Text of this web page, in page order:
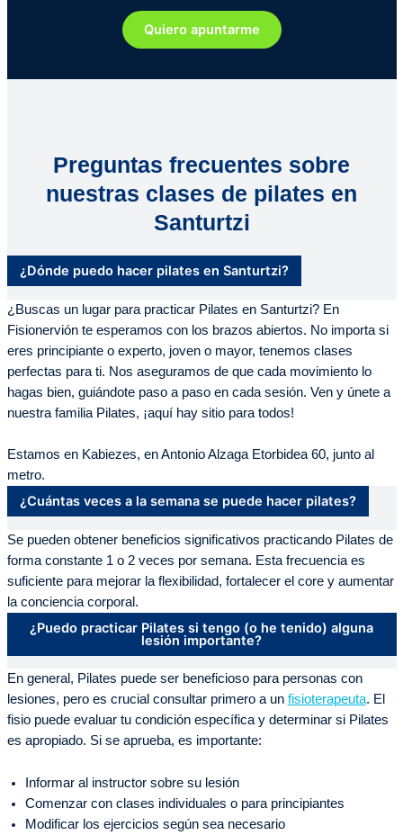
Quiero apuntarme
Preguntas frecuentes sobre
nuestras clases de pilates en
Santurtzi
¿Dónde puedo hacer pilates en Santurtzi?
¿Buscas un lugar para practicar Pilates en Santurtzi? En
Fisionervión te esperamos con los brazos abiertos. No importa si
eres principiante o experto, joven o mayor, tenemos clases
perfectas para ti. Nos aseguramos de que cada movimiento lo
hagas bien, guiándote paso a paso en cada sesión. Ven y únete a
nuestra familia Pilates, ¡aquí hay sitio para todos!
Estamos en Kabiezes, en Antonio Alzaga Etorbidea 60, junto al
metro.
¿Cuántas veces a la semana se puede hacer pilates?
Se pueden obtener beneficios significativos practicando Pilates de
forma constante 1 o 2 veces por semana. Esta frecuencia es
suficiente para mejorar la flexibilidad, fortalecer el core y aumentar
la conciencia corporal.
¿Puedo practicar Pilates si tengo (o he tenido) alguna
lesión importante?
En general, Pilates puede ser beneficioso para personas con
lesiones, pero es crucial consultar primero a un fisioterapeuta. El
fisio puede evaluar tu condición específica y determinar si Pilates
es apropiado. Si se aprueba, es importante:
Informar al instructor sobre su lesión
Comenzar con clases individuales o para principiantes
Modificar los ejercicios según sea necesario